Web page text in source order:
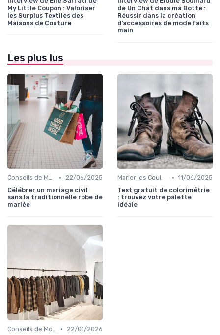
My Little Coupon : Valoriser
les Surplus Textiles des
Maisons de Couture
de Un Chat dans ma Botte :
Réussir dans la création
d’accessoires de mode faits
main
Les plus lus
Conseils de Mode pour Toutes les Occasions •
22/06/2025
Célébrer un mariage civil
sans la traditionnelle robe de
mariée
Marier les Couleurs et les Motifs • 11/06/2025
Test gratuit de colorimétrie
: trouvez votre palette
idéale
Conseils de Mode pour Toutes les Occasions •
22/01/2026